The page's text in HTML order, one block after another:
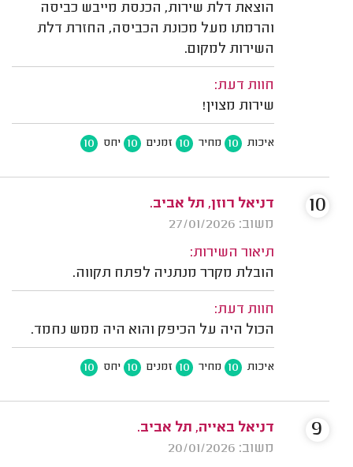
הוצאת דלת שירות, הכנסת מייבש כביסה
והרמתו מעל מכונת הכביסה, החזרת דלת
השירות למקום.
חוות דעת:
שירות מצוין!
איכות 10 מחיר 10 זמנים 10 יחס 10
דניאל רוזן, תל אביב.
משוב: 27/01/2026
תיאור השירות:
הובלת מקרר מנתניה לפתח תקווה.
חוות דעת:
הכול היה על הכיפק והוא היה ממש נחמד.
איכות 10 מחיר 10 זמנים 10 יחס 10
10
דניאל באייה, תל אביב.
משוב: 20/01/2026
9